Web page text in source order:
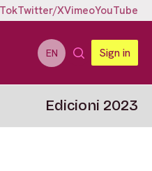
Twitter/XVimeoYouTube
EN Sign in
Edicioni 2023